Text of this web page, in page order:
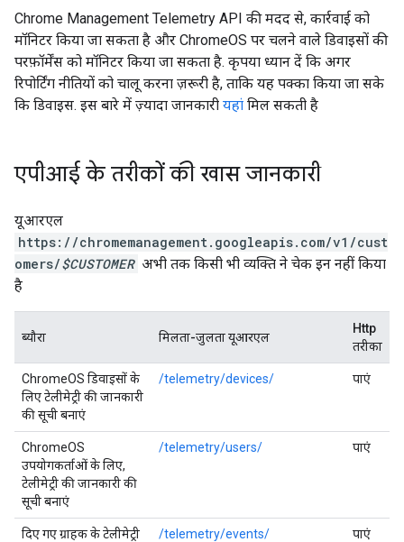
Chrome Management Telemetry API की मदद से, कार्रवाई को
मॉनिटर किया जा सकता है और ChromeOS पर चलने वाले डिवाइसों की
परफ़ॉर्मेंस को मॉनिटर किया जा सकता है. कृपया ध्यान दें कि अगर
रिपोर्टिंग नीतियों को चालू करना ज़रूरी है, ताकि यह पक्का किया जा सके
कि डिवाइस. इस बारे में ज़्यादा जानकारी यहां मिल सकती है
एपीआई के तरीकों की खास जानकारी
यूआरएल
https://chromemanagement.googleapis.com/v1/cust
omers/$CUSTOMER अभी तक किसी भी व्यक्ति ने चेक इन नहीं किया
है
ब्यौरा मिलता-जुलता यूआरएल
Http
तरीका
ChromeOS डिवाइसों के
लिए टेलीमेट्री की जानकारी
की सूची बनाएं
/telemetry/devices/ पाएं
ChromeOS
उपयोगकर्ताओं के लिए,
टेलीमेट्री की जानकारी की
सूची बनाएं
/telemetry/users/ पाएं
दिए गए ग्राहक के टेलीमेट्री
/telemetry/events/ पाएं